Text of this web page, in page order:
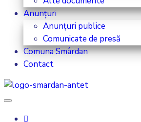
Anunțuri
Anunțuri publice
Comunicate de presă
Comuna Smârdan
Contact